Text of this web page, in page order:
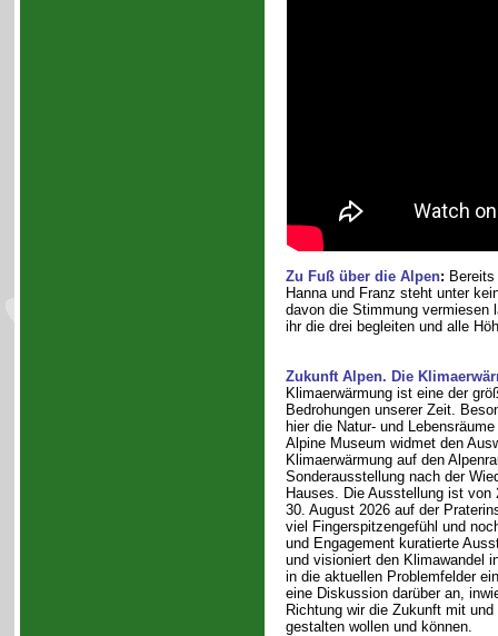
Zu Fuß über die Alpen:
Hanna und Franz steht unter
davon die Stimmung vermiesen
ihr die drei begleiten und alle
Zukunft Alpen. Die
Klimaerwärmung ist eine der
Bedrohungen unserer Zeit.
hier die Natur- und
Alpine Museum widmet den
Klimaerwärmung auf den
Sonderausstellung nach der
Hauses. Die Ausstellung ist von
30. August 2026 auf der
viel Fingerspitzengefühl und
und Engagement kuratierte
und visioniert den Klimawandel
in die aktuellen Problemfelder
eine Diskussion darüber an,
Richtung wir die Zukunft mit und
gestalten wollen und können.